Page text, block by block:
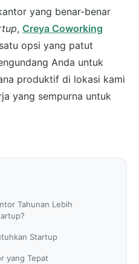
yang benar-benar
, Creya Coworking
opsi yang patut
Anda untuk
produktif di lokasi kami
yang sempurna untuk
Tahunan Lebih
Startup
yang Tepat